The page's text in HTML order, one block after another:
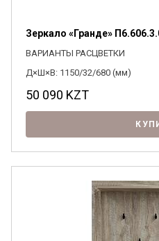
Зеркало «Гранде»
ВАРИАНТЫ РАСЦВЕТКИ
Д×Ш×В: 1150/32/680 (мм)
50 090 KZT